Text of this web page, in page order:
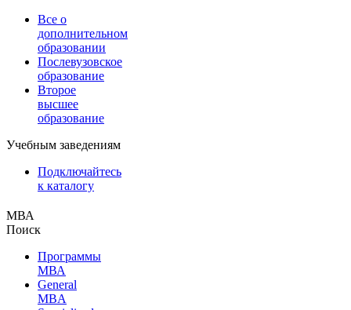
Все о
дополнительном
образовании
Послевузовское
образование
Второе
высшее
образование
Учебным заведениям
Подключайтесь
к каталогу
МВА
Поиск
Программы
МВА
General
MBA